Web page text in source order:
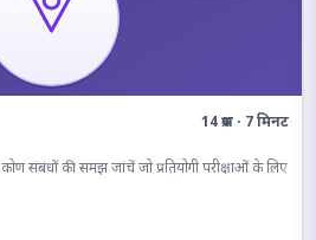
14 प्रश्न · 7 मिनट
संबंधों की समझ जांचें जो प्रतियोगी परीक्षाओं के लिए